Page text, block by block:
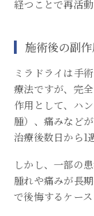
経つことで再活
施術後の副
ミラドライは手
療法ですが、完
作用として、ハ
腫）、痛みなど
治療後数日から1
しかし、一部の
腫れや痛みが長
で後悔するケース